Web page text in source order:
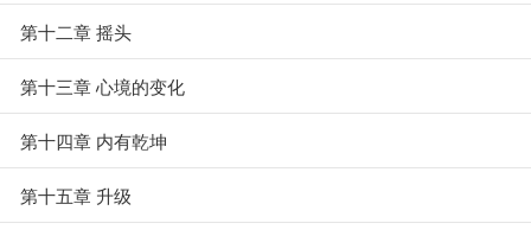
第十二章 摇头
第十三章 心境的变化
第十四章 内有乾坤
第十五章 升级